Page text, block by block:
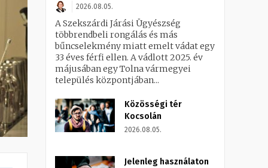
2026.08.05.
A Szekszárdi Járási Ügyészség
többrendbeli rongálás és más
bűncselekmény miatt emelt vádat egy
33 éves férfi ellen. A vádlott 2025. év
májusában egy Tolna vármegyei
település központjában...
Közösségi tér
Kocsolán
2026.08.05.
Jelenleg használaton